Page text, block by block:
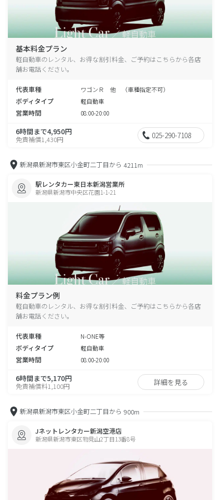
基本料金プラン
軽自動車のレンタル、お得な割引料金、ご予約はこちらから各店
舗お電話ください。
代表車種 ワゴンＲ 他 （車種指定不可）
ボディタイプ 軽自動車
営業時間 08:00-20:00
6時間まで4,950円
免責補償1,430円 025-290-7108
新潟県新潟市東区小金町二丁目から 4211m
駅レンタカー東日本新潟営業所
新潟県新潟市中央区花園1-1-21
料金プラン例
軽自動車のレンタル、お得な割引料金、ご予約はこちらから各店
舗お電話ください。
代表車種 N-ONE等
ボディタイプ 軽自動車
営業時間 08:00-20:00
6時間まで5,170円
免責補償料1,100円 詳細を見る
新潟県新潟市東区小金町二丁目から 900m
Jネットレンタカー新潟空港店
新潟県新潟市東区物見山2丁目13番8号